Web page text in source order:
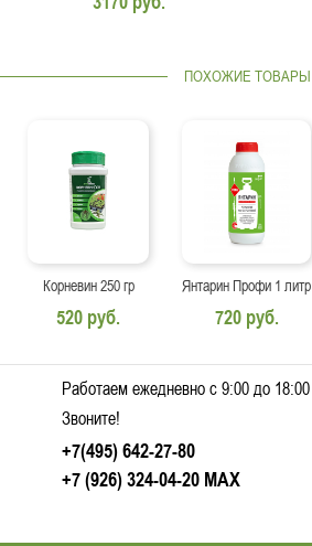
ПОХОЖИЕ ТОВАРЫ
Корневин 250 гр
520 руб.
Янтарин Профи 1 литр
720 руб.
Работаем ежедневно c 9:00 до 18:00
Звоните!
+7(495) 642-27-80
+7 (926) 324-04-20 MAX